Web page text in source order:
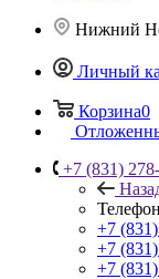
Нижний
Личный
Корзина0
+7 (831)
+7
+7
+7